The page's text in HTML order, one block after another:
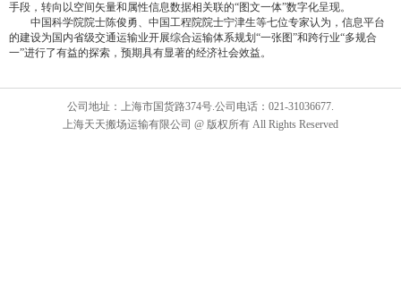
手段，转向以空间矢量和属性信息数据相关联的“图文一体”数字化呈现。
中国科学院院士陈俊勇、中国工程院院士宁津生等七位专家认为，信息平台
的建设为国内省级交通运输业开展综合运输体系规划“一张图”和跨行业“多规合
一”进行了有益的探索，预期具有显著的经济社会效益。
公司地址：上海市国货路374号.公司电话：021-31036677.
上海天天搬场运输有限公司 @ 版权所有 All Rights Reserved